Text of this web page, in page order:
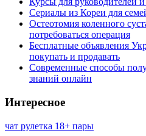
Сериалы из Кореи для
Остеотомия коленного
потребоваться операция
Бесплатные объявления
покупать и продавать
Современные способы
знаний онлайн
Интересное
чат рулетка 18+ пары